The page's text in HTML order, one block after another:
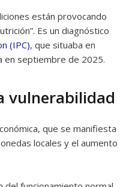
están provocando
Es un diagnóstico
(IPC), que situaba en
en septiembre de 2025.
vulnerabilidad
que se manifiesta
locales y el aumento